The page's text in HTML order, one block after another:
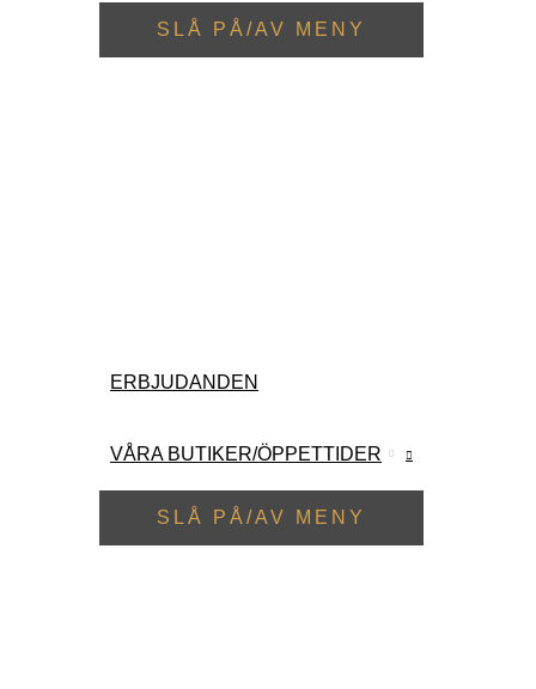
SLÅ PÅ/AV MENY
ERBJUDANDEN
VÅRA BUTIKER/ÖPPETTIDER
SLÅ PÅ/AV MENY